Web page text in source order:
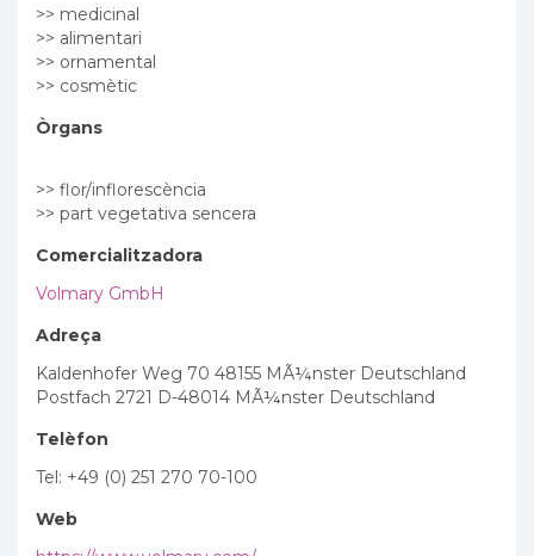
>> medicinal
>> alimentari
>> ornamental
>> cosmètic
Òrgans
>> flor/inflorescència
>> part vegetativa sencera
Comercialitzadora
Volmary GmbH
Adreça
Kaldenhofer Weg 70 48155 MÃ¼nster Deutschland
Postfach 2721 D-48014 MÃ¼nster Deutschland
Telèfon
Tel: +49 (0) 251 270 70-100
Web